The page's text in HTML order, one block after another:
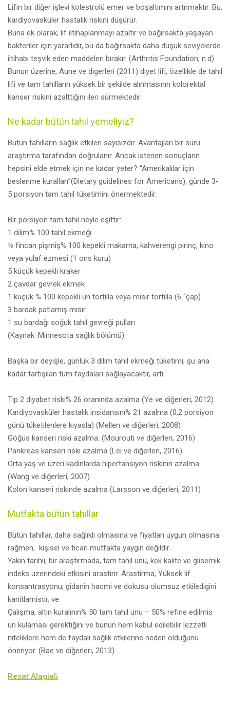
Lifin bir diğer işlevi kolestrolü emer ve boşaltımını artırmaktır. Bu,
kardiyovasküler hastalık riskini düşürür.
Buna ek olarak, lif iltihaplanmayı azaltır ve bağırsakta yaşayan
bakteriler için yararlıdır, bu da bağırsakta daha düşük seviyelerde
iltihabı teşvik eden maddeleri bırakır. (Arthritis Foundation, n.d).
Bunun üzerine, Aune ve digerleri (2011) diyet lifi, özellikle de tahıl
lifi ve tam tahılların yüksek bir şekilde alınmasının kolorektal
kanser riskini azalttığını ileri sürmektedir.
Ne kadar bütün tahıl yemeliyiz?
Bütün tahılların sağlık etkileri sayısızdır. Avantajları bir sürü
araştırma tarafından doğrulanır. Ancak istenen sonuçların
hepsini elde etmek için ne kadar yeter? “Amerikalılar için
beslenme kuralları”(Dietary guidelines for Americans), günde 3-
5 porsiyon tam tahıl tüketimini önermektedir.
Bir porsiyon tam tahıl neyle eşittir:
1 dilim% 100 tahıl ekmeği
½ fincan pişmiş% 100 kepekli makarna, kahverengi pirinç, kino
veya yulaf ezmesi (1 ons kuru)
5 küçük kepekli kraker
2 çavdar gevrek ekmek
1 küçük % 100 kepekli un tortilla veya mısır tortilla (6 “çap)
3 bardak patlamış mısır
1 su bardağı soğuk tahıl gevreği pulları
(Kaynak: Minnesota sağlık bölümü)
Başka bir deyişle, günlük 3 dilim tahıl ekmeği tüketimi, şu ana
kadar tartışılan tüm faydaları sağlayacaktır, arti:
Tip 2 diyabet riski% 26 oranında azalma (Ye ve diğerleri, 2012)
Kardiyovasküler hastalık insidansını% 21 azalma (0,2 porsiyon
günü tüketilenlere kıyasla) (Mellen ve diğerleri, 2008)
Göğüs kanseri riski azalma. (Mourouti ve diğerleri, 2016)
Pankreas kanseri riski azalma (Lei ve diğerleri, 2016)
Orta yaş ve üzeri kadınlarda hipertansiyon riskinin azalma
(Wang ve diğerleri, 2007)
Kolon kanseri riskinde azalma (Larsson ve diğerleri, 2011)
Mutfakta bütün tahıllar
Bütün tahıllar, daha sağlıklı olmasına ve fiyatları uygun olmasına
rağmen, kişisel ve ticari mutfakta yaygın değildir.
Yakın tarihli, bir araştırmada, tam tahil unu, kek kalite ve glisemik
indeks uzerindeki etkisini arastirir. Arastirma, Yüksek lif
konsantrasyonu, gidanin hacmi ve dokusu olumsuz etkiledigini
kanitlamistir. ve
Çalışma, altın kuralının% 50 tam tahil unu – 50% refine edilmis
un kulaması gerektiğini ve bunun hem kabul edilebilir lezzetli
niteliklere hem de faydalı sağlık etkilerine neden olduğunu
öneriyor. (Bae ve diğerleri, 2013)
Resat Alagiali